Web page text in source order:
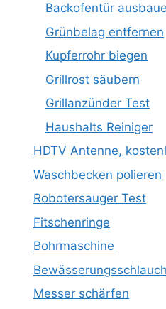
Backofentür
Grünbelag entfernen
Kupferrohr biegen
Grillrost säubern
Grillanzünder Test
Haushalts Reiniger
HDTV Antenne,
Waschbecken polieren
Robotersauger Test
Fitschenringe
Bohrmaschine
Bewässerungsschlauch
Messer schärfen